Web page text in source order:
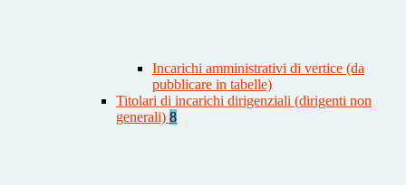
Incarichi amministrativi di vertice (da
pubblicare in tabelle)
Titolari di incarichi dirigenziali (dirigenti non
generali) 8